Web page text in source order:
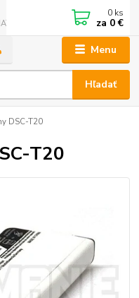
Menu
Hľadať
0 ks
za 0 €
DSC-T20
T20